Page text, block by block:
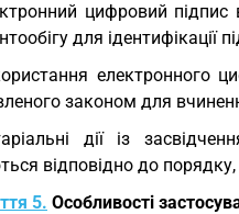
цифровий
для ідентифікації
електронного
законом для
дії із
відповідно до
5. Особливості